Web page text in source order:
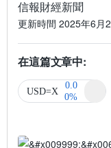
信報財經新聞
更新時間 2025年6月
在這篇文章中:
USD=X
0.0
0%